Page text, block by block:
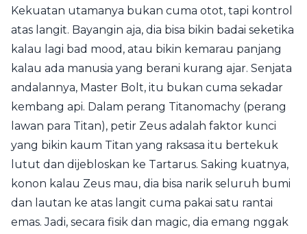
Kekuatan utamanya bukan cuma otot, tapi kontrol
atas langit. Bayangin aja, dia bisa bikin badai seketika
kalau lagi bad mood, atau bikin kemarau panjang
kalau ada manusia yang berani kurang ajar. Senjata
andalannya, Master Bolt, itu bukan cuma sekadar
kembang api. Dalam perang Titanomachy (perang
lawan para Titan), petir Zeus adalah faktor kunci
yang bikin kaum Titan yang raksasa itu bertekuk
lutut dan dijebloskan ke Tartarus. Saking kuatnya,
konon kalau Zeus mau, dia bisa narik seluruh bumi
dan lautan ke atas langit cuma pakai satu rantai
emas. Jadi, secara fisik dan magic, dia emang nggak